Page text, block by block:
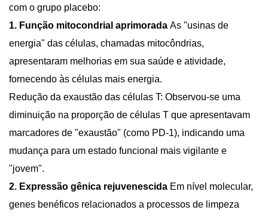
com o grupo placebo:
1. Função mitocondrial aprimorada As "usinas de
energia" das células, chamadas mitocôndrias,
apresentaram melhorias em sua saúde e atividade,
fornecendo às células mais energia.
Redução da exaustão das células T: Observou-se uma
diminuição na proporção de células T que apresentavam
marcadores de "exaustão" (como PD-1), indicando uma
mudança para um estado funcional mais vigilante e
"jovem".
2. Expressão gênica rejuvenescida Em nível molecular,
genes benéficos relacionados a processos de limpeza